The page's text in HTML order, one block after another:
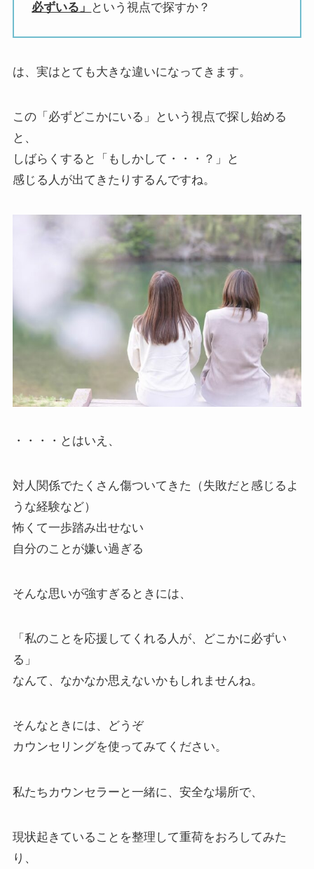
必ずいる」 という視点で探すか？
は、実はとても大きな違いになってきます。
この「必ずどこかにいる」という視点で探し始める
と、
しばらくすると「もしかして・・・？」と
感じる人が出てきたりするんですね。
・・・・とはいえ、
対人関係でたくさん傷ついてきた（失敗だと感じるよ
うな経験など）
怖くて一歩踏み出せない
自分のことが嫌い過ぎる
そんな思いが強すぎるときには、
「私のことを応援してくれる人が、どこかに必ずい
る」
なんて、なかなか思えないかもしれませんね。
そんなときには、どうぞ
カウンセリングを使ってみてください。
私たちカウンセラーと一緒に、安全な場所で、
現状起きていることを整理して重荷をおろしてみた
り、